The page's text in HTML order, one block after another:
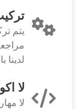
يتم
لدينا
لا
لا